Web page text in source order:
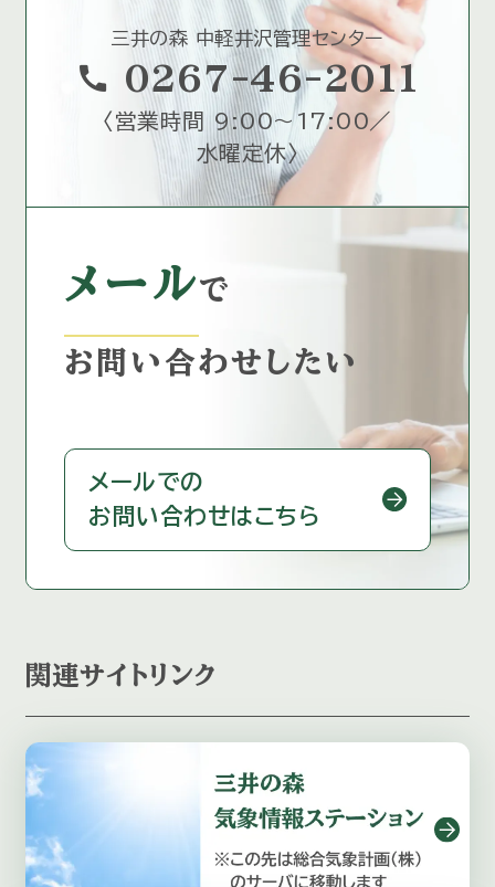
三井の森 中軽井沢管理センター
call 0267-46-2011
〈 営業時間 9:00～17:00／
水曜定休〉
メールで
お問い合わせしたい
メールでの
お問い合わせはこちら
関連サイトリンク